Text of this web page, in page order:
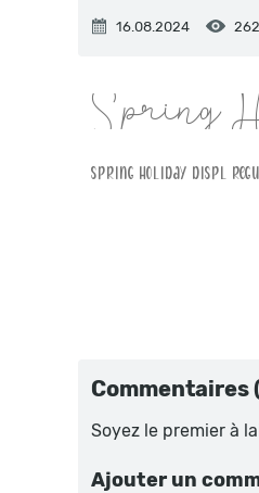
16.08.2024 262
Commentaires
Soyez le premier à
Ajouter un